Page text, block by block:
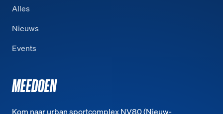
Alles
Nieuws
Events
MEEDOEN
Kom naar urban sportcomplex NV80 (Nieuw-